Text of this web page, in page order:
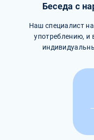
Беседа с
Наш специалист
употреблению, и